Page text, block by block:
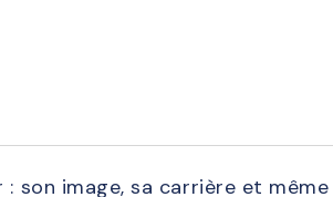
son image, sa carrière et même